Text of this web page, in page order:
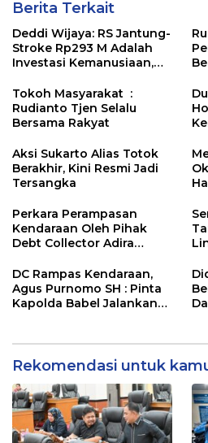
Berita Terkait
Deddi Wijaya: RS Jantung-
Stroke Rp293 M Adalah
Investasi Kemanusiaan,
Tokoh Masyarakat :
Rudianto Tjen Selalu
Bersama Rakyat
Aksi Sukarto Alias Totok
Berakhir, Kini Resmi Jadi
Tersangka
Perkara Perampasan
Kendaraan Oleh Pihak
Debt Collector Adira
Polisi
DC Rampas Kendaraan,
Agus Purnomo SH : Pinta
Kapolda Babel Jalankan
Rekomendasi untuk